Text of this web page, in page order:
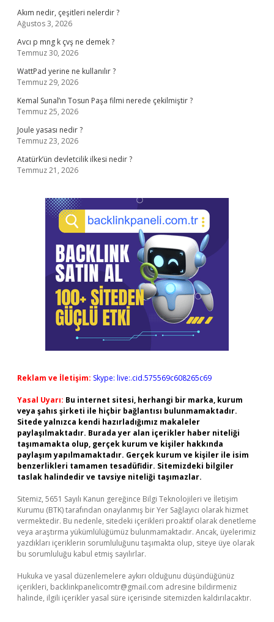
Akım nedir, çeşitleri nelerdir ?
Ağustos 3, 2026
Avcı p mng k çvş ne demek ?
Temmuz 30, 2026
WattPad yerine ne kullanılır ?
Temmuz 29, 2026
Kemal Sunal’ın Tosun Paşa filmi nerede çekilmiştir ?
Temmuz 25, 2026
Joule yasası nedir ?
Temmuz 23, 2026
Atatürk’ün devletcilik ilkesi nedir ?
Temmuz 21, 2026
Reklam ve İletişim: Skype: live:.cid.575569c608265c69
Yasal Uyarı: Bu internet sitesi, herhangi bir marka, kurum
veya şahıs şirketi ile hiçbir bağlantısı bulunmamaktadır.
Sitede yalnızca kendi hazırladığımız makaleler
paylaşılmaktadır. Burada yer alan içerikler haber niteliği
taşımamakta olup, gerçek kurum ve kişiler hakkında
paylaşım yapılmamaktadır. Gerçek kurum ve kişiler ile isim
benzerlikleri tamamen tesadüfidir. Sitemizdeki bilgiler
taslak halindedir ve tavsiye niteliği taşımazlar.
Sitemiz, 5651 Sayılı Kanun gereğince Bilgi Teknolojileri ve İletişim
Kurumu (BTK) tarafından onaylanmış bir Yer Sağlayıcı olarak hizmet
vermektedir. Bu nedenle, sitedeki içerikleri proaktif olarak denetleme
veya araştırma yükümlülüğümüz bulunmamaktadır. Ancak, üyelerimiz
yazdıkları içeriklerin sorumluluğunu taşımakta olup, siteye üye olarak
bu sorumluluğu kabul etmiş sayılırlar.
Hukuka ve yasal düzenlemelere aykırı olduğunu düşündüğünüz
içerikleri, backlinkpanelicomtr@gmail.com adresine bildirmeniz
halinde, ilgili içerikler yasal süre içerisinde sitemizden kaldırılacaktır.